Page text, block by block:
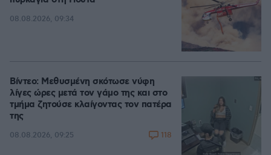
08.08.2026, 09:34
Βίντεο: Μεθυσμένη σκότωσε νύφη
λίγες ώρες μετά τον γάμο της και στο
τμήμα ζητούσε κλαίγοντας τον πατέρα
της
08.08.2026, 09:25 118